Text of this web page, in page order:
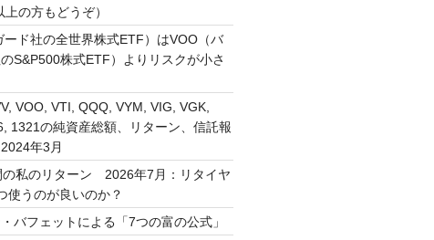
の方もどうぞ）
ード社の全世界株式ETF）はVOO（バ
S&P500株式ETF）よりリスクが小さ
VOO, VTI, QQQ, VYM, VIG, VGK,
1321の純資産総額、リターン、信託報
年3月
の私のリターン 2026年7月：リタイヤ
使うのが良いのか？
バフェットによる「7つの富の公式」